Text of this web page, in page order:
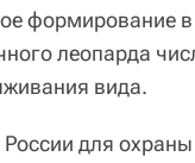
формирование
леопарда
вида.
России для